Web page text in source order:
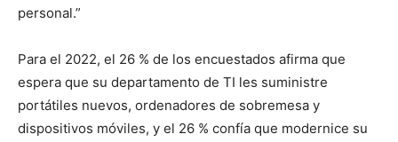
personal.”
Para el 2022, el 26 % de los encuestados afirma que
espera que su departamento de TI les suministre
portátiles nuevos, ordenadores de sobremesa y
dispositivos móviles, y el 26 % confía que modernice su